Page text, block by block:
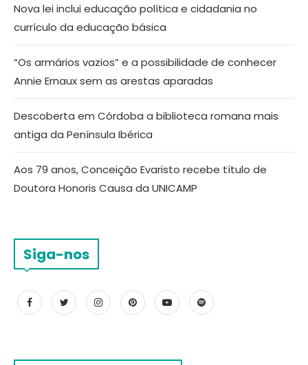
Nova lei inclui educação política e cidadania no
currículo da educação básica
“Os armários vazios” e a possibilidade de conhecer
Annie Ernaux sem as arestas aparadas
Descoberta em Córdoba a biblioteca romana mais
antiga da Península Ibérica
Aos 79 anos, Conceição Evaristo recebe título de
Doutora Honoris Causa da UNICAMP
Siga-nos